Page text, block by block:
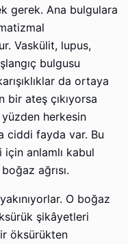
gerek. Ana bulgulara
Vaskülit, lupus,
bulgusu
da ortaya
bir ateş çıkıyorsa
herkesin
ciddi fayda var. Bu
anlamlı kabul
ağrısı.
O boğaz
şikâyetleri
öksürükten